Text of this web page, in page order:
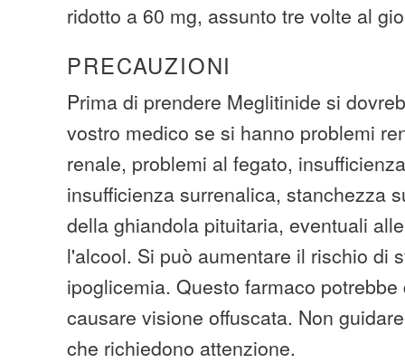
ridotto a 60 mg, assunto tre volte al
PRECAUZIONI
Prima di prendere Meglitinide si
vostro medico se si hanno problemi
renale, problemi al fegato,
insufficienza surrenalica, stanchezza
della ghiandola pituitaria, eventuali
l'alcool. Si può aumentare il rischio di
ipoglicemia. Questo farmaco
causare visione offuscata. Non
che richiedono attenzione.